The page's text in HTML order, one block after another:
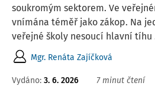
soukromým sektorem. Ve
vnímána téměř jako zákop. Na
veřejné školy nesoucí hlavní tíhu
Mgr. Renáta Zajíčková
Vydáno: 3. 6. 2026 7 minut čtení